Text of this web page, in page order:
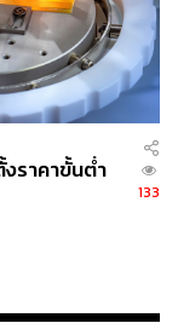
604
หลในทุกศาสตร์และ
งราคาขั้นต่ำ
133